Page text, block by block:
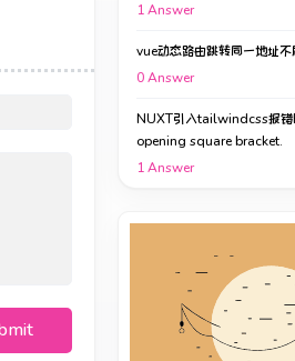
1Answer
vue动态路由跳转同一地址
0Answer
NUXT引入tailwindcss报
opening square bracket.
1Answer